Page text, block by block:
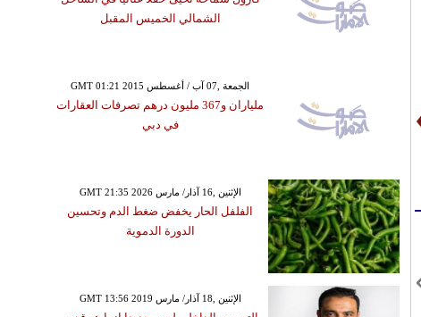
الشمالي الخميس المقبل
GMT 01:21 2015 الجمعة ,07 آب / أغسطس
ملياران و367 مليون درهم تصرفات العقارات
في دبي
GMT 21:35 2026 الإثنين ,16 آذار/ مارس
الفلفل الحار يخفض ضغط الدم وتحسين
الدورة الدموية
GMT 13:56 2019 الإثنين ,18 آذار/ مارس